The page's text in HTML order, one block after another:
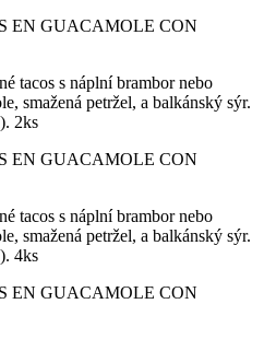
EN GUACAMOLE CON
tacos s náplní brambor nebo
smažená petržel, a balkánský sýr.
2ks
EN GUACAMOLE CON
tacos s náplní brambor nebo
smažená petržel, a balkánský sýr.
4ks
EN GUACAMOLE CON